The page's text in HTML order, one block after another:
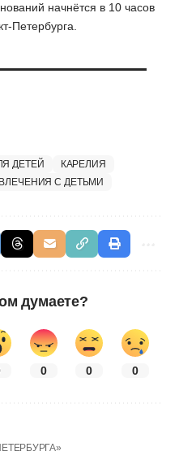
начнётся в 10 часов
Петербурга.
ДЕТЕЙ
КАРЕЛИЯ
С ДЕТЬМИ
думаете?
0 0 0